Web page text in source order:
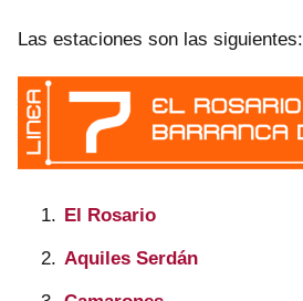
Las estaciones son las siguientes:
El Rosario
Aquiles Serdán